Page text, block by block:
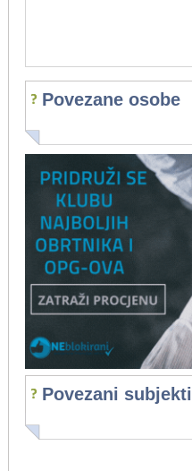
Povezane osobe
Povezani subjekti